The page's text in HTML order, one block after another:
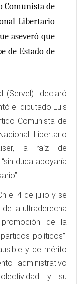
Comunista de
Libertario
aseveró que
de Estado de
(Servel) declaró
el diputado Luis
Comunista de
Libertario
a raíz de
duda apoyaría
el 4 de julio y se
la ultraderecha
promoción de la
políticos”.
y de mérito
administrativo
y su